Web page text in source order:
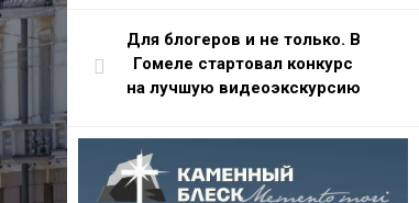
Для блогеров и не только. В
Гомеле стартовал конкурс
на лучшую видеоэкскурсию